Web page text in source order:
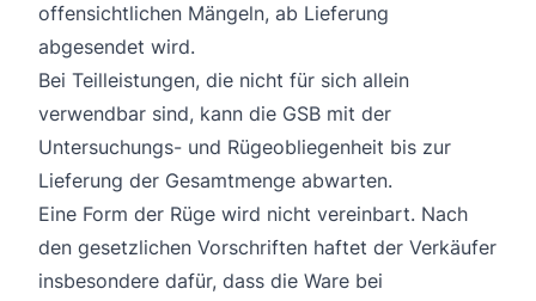
offensichtlichen Mängeln, ab Lieferung
abgesendet wird.
Bei Teilleistungen, die nicht für sich allein
verwendbar sind, kann die GSB mit der
Untersuchungs- und Rügeobliegenheit bis zur
Lieferung der Gesamtmenge abwarten.
Eine Form der Rüge wird nicht vereinbart. Nach
den gesetzlichen Vorschriften haftet der Verkäufer
insbesondere dafür, dass die Ware bei